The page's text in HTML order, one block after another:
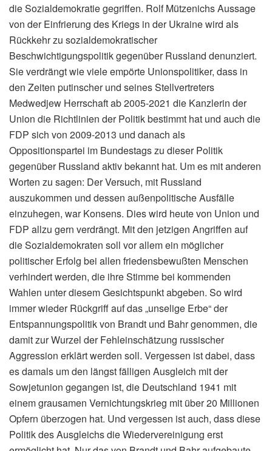
die Sozialdemokratie gegriffen. Rolf Mützenichs Aussage
von der Einfrierung des Kriegs in der Ukraine wird als
Rückkehr zu sozialdemokratischer
Beschwichtigungspolitik gegenüber Russland denunziert.
Sie verdrängt wie viele empörte Unionspolitiker, dass in
den Zeiten putinscher und seines Stellvertreters
Medwedjew Herrschaft ab 2005-2021 die Kanzlerin der
Union die Richtlinien der Politik bestimmt hat und auch die
FDP sich von 2009-2013 und danach als
Oppositionspartei im Bundestags zu dieser Politik
gegenüber Russland aktiv bekannt hat. Um es mit anderen
Worten zu sagen: Der Versuch, mit Russland
auszukommen und dessen außenpolitische Ausfälle
einzuhegen, war Konsens. Dies wird heute von Union und
FDP allzu gern verdrängt. Mit den jetzigen Angriffen auf
die Sozialdemokraten soll vor allem ein möglicher
politischer Erfolg bei allen friedensbewußten Menschen
verhindert werden, die ihre Stimme bei kommenden
Wahlen unter diesem Gesichtspunkt abgeben. So wird
immer wieder Rückgriff auf das „unselige Erbe“ der
Entspannungspolitik von Brandt und Bahr genommen, die
damit zur Wurzel der Fehleinschätzung russischer
Aggression erklärt werden soll. Vergessen ist dabei, dass
es damals um den längst fälligen Ausgleich mit der
Sowjetunion gegangen ist, die Deutschland 1941 mit
einem grausamen Vernichtungskrieg mit über 20 Millionen
Opfern überzogen hat. Und vergessen ist auch, dass diese
Politik des Ausgleichs die Wiedervereinigung erst